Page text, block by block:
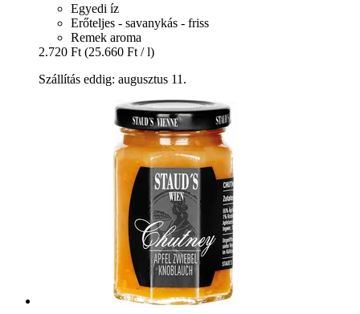
Egyedi íz
Erőteljes - savanykás - friss
Remek aroma
2.720 Ft (25.660 Ft / l)
Szállítás eddig: augusztus 11.